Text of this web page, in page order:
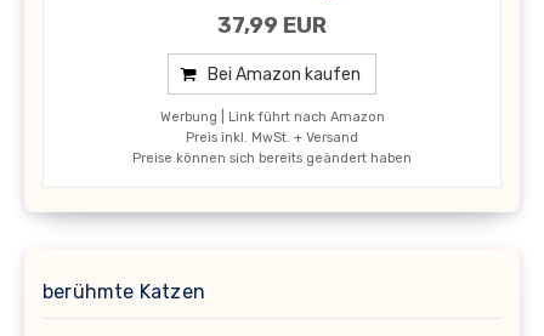
37,99 EUR
Bei Amazon kaufen
Werbung | Link führt nach Amazon
Preis inkl. MwSt. + Versand
Preise können sich bereits geändert haben
berühmte Katzen